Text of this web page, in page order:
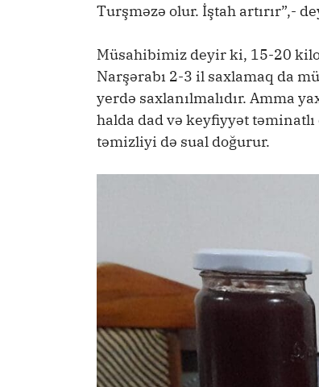
Turşməzə olur. İştah artırır”,-
Müsahibimiz deyir ki, 15-20
Narşərabı 2-3 il saxlamaq da
yerdə saxlanılmalıdır. Amma
halda dad və keyfiyyət
təmizliyi də sual doğurur.